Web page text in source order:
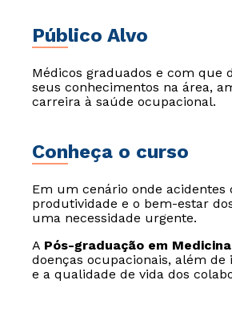
Público Alvo
Médicos graduados e com que
seus conhecimentos na área,
carreira à saúde ocupacional.
Conheça o curso
Em um cenário onde
produtividade e o bem-estar
uma necessidade urgente.
A Pós-graduação em
doenças ocupacionais, além
e a qualidade de vida dos